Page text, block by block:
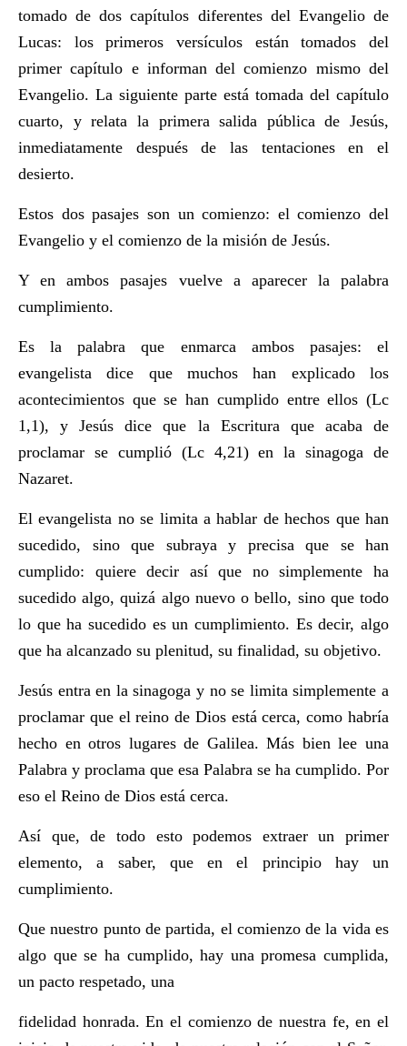
tomado de dos capítulos diferentes del Evangelio de
Lucas: los primeros versículos están tomados del
primer capítulo e informan del comienzo mismo del
Evangelio. La siguiente parte está tomada del capítulo
cuarto, y relata la primera salida pública de Jesús,
inmediatamente después de las tentaciones en el
desierto.
Estos dos pasajes son un comienzo: el comienzo del
Evangelio y el comienzo de la misión de Jesús.
Y en ambos pasajes vuelve a aparecer la palabra
cumplimiento.
Es la palabra que enmarca ambos pasajes: el
evangelista dice que muchos han explicado los
acontecimientos que se han cumplido entre ellos (Lc
1,1), y Jesús dice que la Escritura que acaba de
proclamar se cumplió (Lc 4,21) en la sinagoga de
Nazaret.
El evangelista no se limita a hablar de hechos que han
sucedido, sino que subraya y precisa que se han
cumplido: quiere decir así que no simplemente ha
sucedido algo, quizá algo nuevo o bello, sino que todo
lo que ha sucedido es un cumplimiento. Es decir, algo
que ha alcanzado su plenitud, su finalidad, su objetivo.
Jesús entra en la sinagoga y no se limita simplemente a
proclamar que el reino de Dios está cerca, como habría
hecho en otros lugares de Galilea. Más bien lee una
Palabra y proclama que esa Palabra se ha cumplido. Por
eso el Reino de Dios está cerca.
Así que, de todo esto podemos extraer un primer
elemento, a saber, que en el principio hay un
cumplimiento.
Que nuestro punto de partida, el comienzo de la vida es
algo que se ha cumplido, hay una promesa cumplida,
un pacto respetado, una
fidelidad honrada. En el comienzo de nuestra fe, en el